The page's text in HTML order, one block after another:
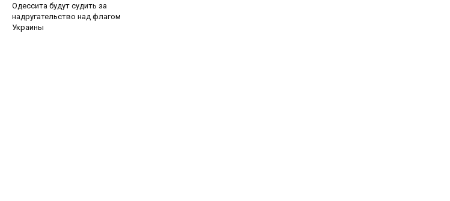
Одессита будут судить за
надругательство над флагом
Украины